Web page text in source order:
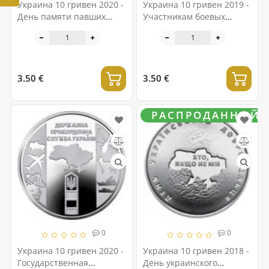
Украина 10 гривен 2020 -
День памяти павших
3.50 €
Украина 10 гривен 2019 -
Участникам боевых
других государств
3.50 €
0
Украина 10 гривен 2020 -
Государственная
0
Украина 10 гривен 2018 -
День украинского
РАСПРОДАННЫЙ